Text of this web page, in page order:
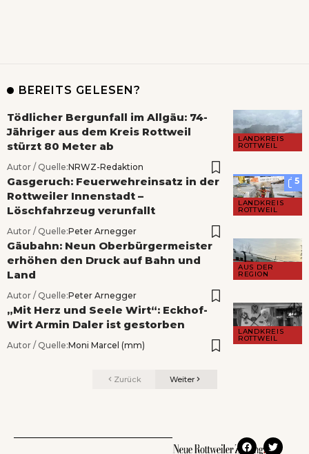
BEREITS GELESEN?
LANDKREIS
ROTTWEIL
Tödlicher Bergunfall im Allgäu: 74-
Jähriger aus dem Kreis Rottweil
stürzt 80 Meter ab
Autor / Quelle:NRWZ-Redaktion
5
LANDKREIS
ROTTWEIL
Gasgeruch: Feuerwehreinsatz in der
Rottweiler Innenstadt –
Löschfahrzeug verunfallt
Autor / Quelle:Peter Arnegger
AUS DER
REGION
Gäubahn: Neun Oberbürgermeister
erhöhen den Druck auf Bahn und
Land
Autor / Quelle:Peter Arnegger
LANDKREIS
ROTTWEIL
„Mit Herz und Seele Wirt“: Eckhof-
Wirt Armin Daler ist gestorben
Autor / Quelle:Moni Marcel (mm)
Zurück Weiter